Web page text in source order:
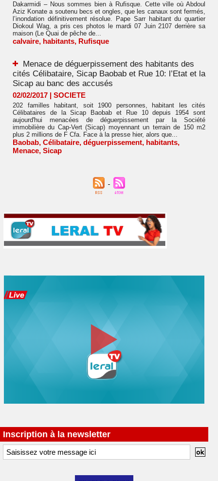
Dakarmidi – Nous sommes bien à Rufisque. Cette ville où Abdoul
Aziz Konate a soutenu becs et ongles, que les canaux sont fermés,
l’inondation définitivement résolue. Pape Sarr habitant du quartier
Diokoul Wag, a pris ces photos le mardi 07 Juin 2107 derrière sa
maison (Le Quai de pêche de...
calvaire, habitants, Rufisque
Menace de déguerpissement des habitants des
cités Célibataire, Sicap Baobab et Rue 10: l’Etat et la
Sicap au banc des accusés
02/02/2017 | SOCIETE
202 familles habitant, soit 1900 personnes, habitant les cités
Célibataires de la Sicap Baobab et Rue 10 depuis 1954 sont
aujourd'hui menacées de déguerpissement par la Société
immobilière du Cap-Vert (Sicap) moyennant un terrain de 150 m2
plus 2 millions de F Cfa. Face à la presse hier, alors que...
Baobab, Célibataire, déguerpissement, habitants,
Menace, Sicap
Inscription à la newsletter